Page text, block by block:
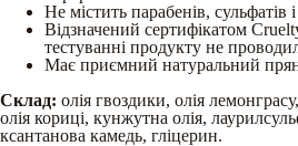
Не містить парабенів, сульфатів
Відзначений сертифікатом
тестуванні продукту не
Має приємний натуральний
Склад: олія гвоздики, олія
олія кориці, кунжутна олія,
ксантанова камедь, гліцерин.